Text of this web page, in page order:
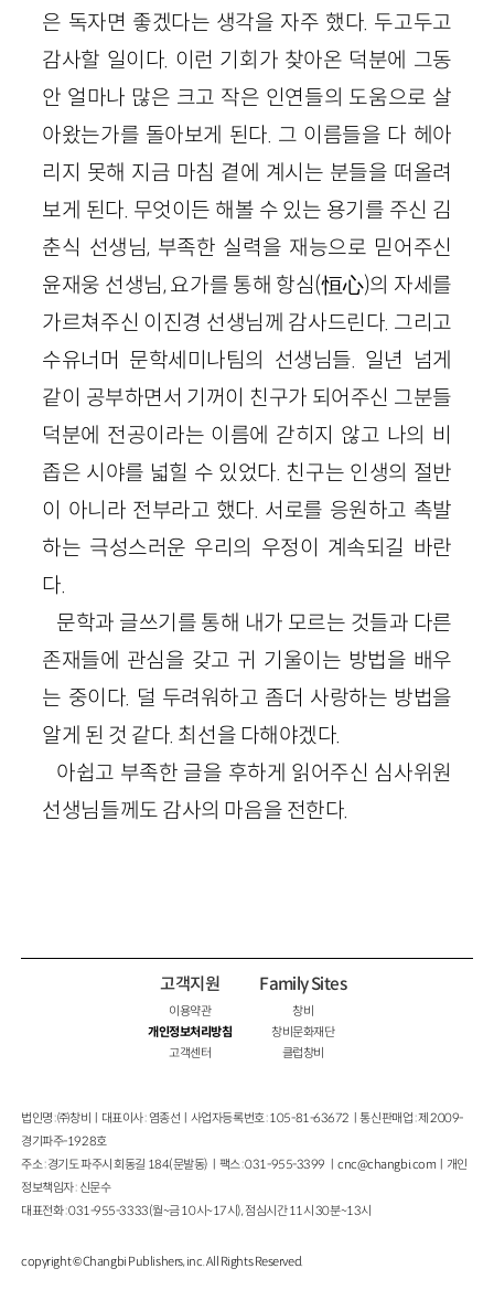
은 독자면 좋겠다는 생각을 자주 했다. 두고두고
감사할 일이다. 이런 기회가 찾아온 덕분에 그동
안 얼마나 많은 크고 작은 인연들의 도움으로 살
아왔는가를 돌아보게 된다. 그 이름들을 다 헤아
리지 못해 지금 마침 곁에 계시는 분들을 떠올려
보게 된다. 무엇이든 해볼 수 있는 용기를 주신 김
춘식 선생님, 부족한 실력을 재능으로 믿어주신
윤재웅 선생님, 요가를 통해 항심(恒心)의 자세를
가르쳐주신 이진경 선생님께 감사드린다. 그리고
수유너머 문학세미나팀의 선생님들. 일년 넘게
같이 공부하면서 기꺼이 친구가 되어주신 그분들
덕분에 전공이라는 이름에 갇히지 않고 나의 비
좁은 시야를 넓힐 수 있었다. 친구는 인생의 절반
이 아니라 전부라고 했다. 서로를 응원하고 촉발
하는 극성스러운 우리의 우정이 계속되길 바란
다.
문학과 글쓰기를 통해 내가 모르는 것들과 다른
존재들에 관심을 갖고 귀 기울이는 방법을 배우
는 중이다. 덜 두려워하고 좀더 사랑하는 방법을
알게 된 것 같다. 최선을 다해야겠다.
아쉽고 부족한 글을 후하게 읽어주신 심사위원
선생님들께도 감사의 마음을 전한다.
고객지원
이용약관
개인정보처리방침
고객센터
Family Sites
창비
창비문화재단
클럽창비
법인명 : ㈜창비ㅣ대표이사 : 염종선ㅣ사업자등록번호 : 105-81-63672ㅣ통신판매업 : 제 2009-
경기파주-1928호
주소 : 경기도 파주시 회동길 184(문발동)ㅣ팩스 : 031-955-3399 ㅣcnc@changbi.com ㅣ개인
정보책임자 : 신문수
대표전화 : 031-955-3333(월~금 10시~17시), 점심시간 11시 30분~13시
copyright © Changbi Publishers, inc. All Rights Reserved.